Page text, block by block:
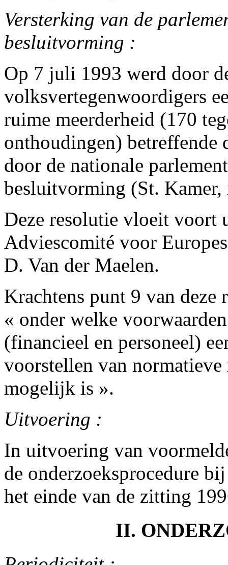
Versterking van de
besluitvorming :
Op 7 juli 1993 werd door
volksvertegenwoordigers
ruime meerderheid (170
onthoudingen) betreffende
door de nationale
besluitvorming (St.
Deze resolutie vloeit voort
Adviescomité voor
D. Van der Maelen.
Krachtens punt 9 van deze
« onder welke
(financieel en personeel)
voorstellen van
mogelijk is ».
Uitvoering :
In uitvoering van
de onderzoeksprocedure
het einde van de zitting
II.